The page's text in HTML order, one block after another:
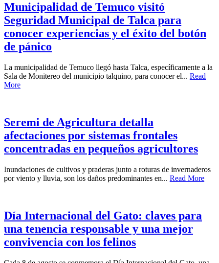
Municipalidad de Temuco visitó
Seguridad Municipal de Talca para
conocer experiencias y el éxito del botón
de pánico
La municipalidad de Temuco llegó hasta Talca, específicamente a la
Sala de Monitereo del municipio talquino, para conocer el... Read
More
Seremi de Agricultura detalla
afectaciones por sistemas frontales
concentradas en pequeños agricultores
Inundaciones de cultivos y praderas junto a roturas de invernaderos
por viento y lluvia, son los daños predominantes en... Read More
Día Internacional del Gato: claves para
una tenencia responsable y una mejor
convivencia con los felinos